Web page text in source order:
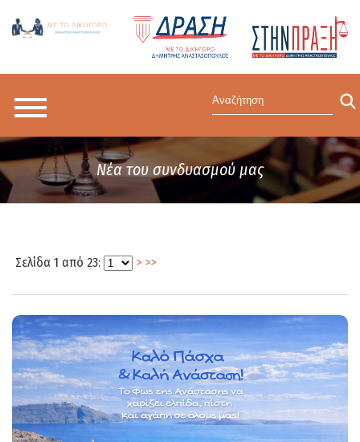
Νέα του συνδυασμού μας
Σελίδα 1 από 23: > >>